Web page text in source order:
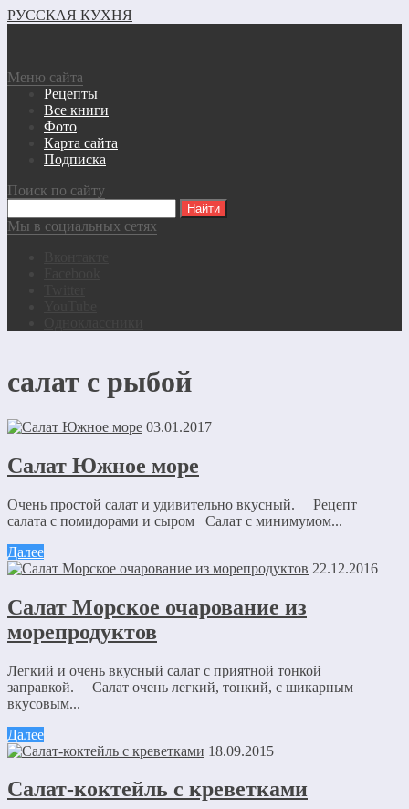
РУССКАЯ КУХНЯ
Меню сайта
Рецепты
Все книги
Фото
Карта сайта
Подписка
Поиск по сайту
Мы в социальных сетях
салат с рыбой
03.01.2017
Салат Южное море
Очень простой салат и удивительно вкусный. Рецепт
салата с помидорами и сыром Салат с минимумом...
Далее
22.12.2016
Салат Морское очарование из
морепродуктов
Легкий и очень вкусный салат с приятной тонкой
заправкой. Салат очень легкий, тонкий, с шикарным
вкусовым...
Далее
18.09.2015
Салат-коктейль с креветками